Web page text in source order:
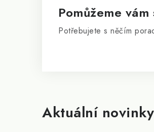
Aktuální
Pomůžeme
Potřebujete s něčím